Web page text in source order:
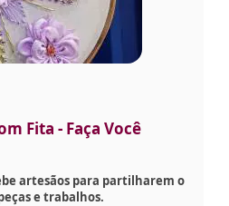
Fita - Faça Você
artesãos para partilharem o
e trabalhos.